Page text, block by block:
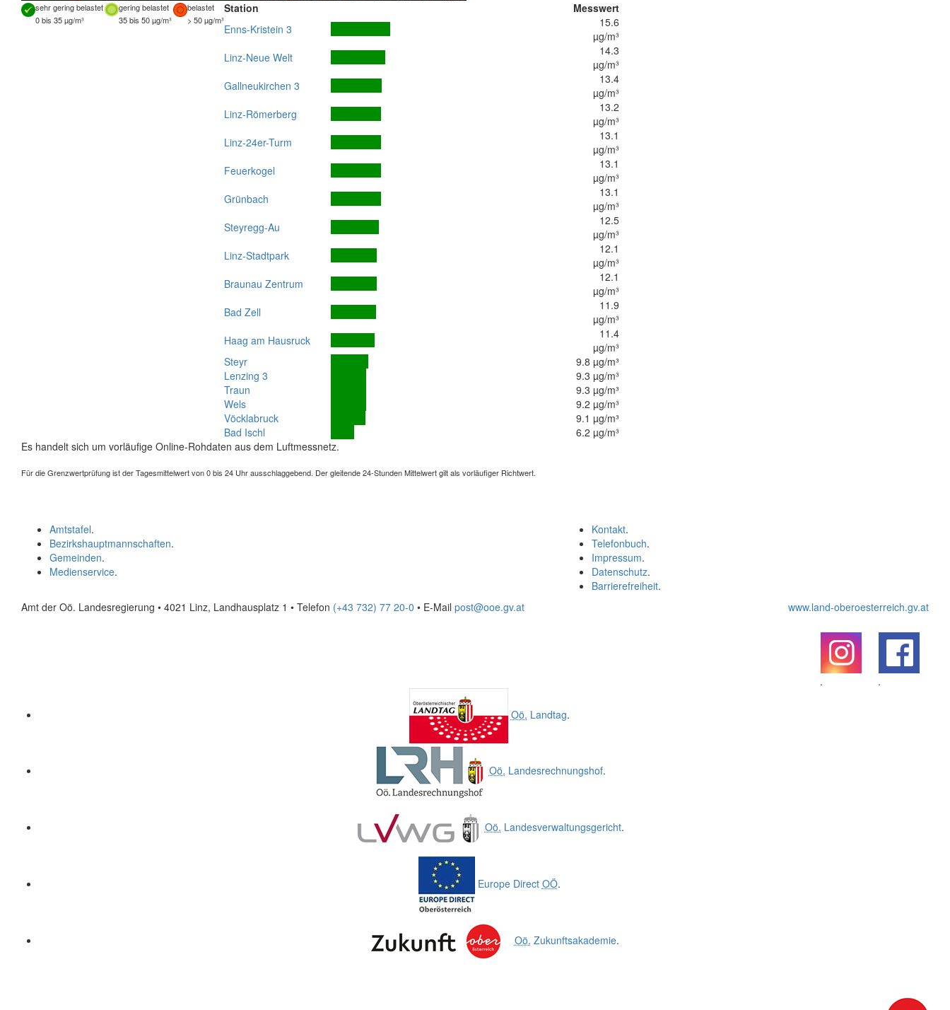
sehr gering belastet gering belastet
belastet
0 bis 35 µg/m³
35 bis 50 µg/m³ > 50 µg/m³
Station
Messwert
Enns-Kristein 3
15.6
µg/m³
Linz-Neue Welt
14.3
µg/m³
Gallneukirchen 3
13.4
µg/m³
Linz-Römerberg
13.2
µg/m³
Linz-24er-Turm
13.1
µg/m³
Feuerkogel
13.1
µg/m³
Grünbach
13.1
µg/m³
Steyregg-Au
12.5
µg/m³
Linz-Stadtpark
12.1
µg/m³
Braunau Zentrum
12.1
µg/m³
Bad Zell
11.9
µg/m³
Haag am Hausruck
11.4
µg/m³
Steyr
9.8 µg/m³
Lenzing 3
9.3 µg/m³
Traun
9.3 µg/m³
Wels
9.2 µg/m³
Vöcklabruck
9.1 µg/m³
Bad Ischl
6.2 µg/m³
Es handelt sich um vorläufige Online-Rohdaten aus dem Luftmessnetz.
Für die Grenzwertprüfung ist der Tagesmittelwert von 0 bis 24 Uhr ausschlaggebend. Der gleitende 24-Stunden Mittelwert gilt als vorläufiger Richtwert.
Kontakt.
Telefonbuch.
Impressum.
Datenschutz.
Barrierefreiheit.
Amtstafel.
Bezirkshauptmannschaften.
Gemeinden.
Medienservice.
Amt der Oö. Landesregierung • 4021 Linz, Landhausplatz 1 • Telefon (+43 732) 77 20-0 • E-Mail post@ooe.gv.at www.land-oberoesterreich.gv.at
.
.
Oö. Landtag.
Oö. Landesrechnungshof.
Oö. Landesverwaltungsgericht.
Europe Direct OÖ.
Oö. Zukunftsakademie.